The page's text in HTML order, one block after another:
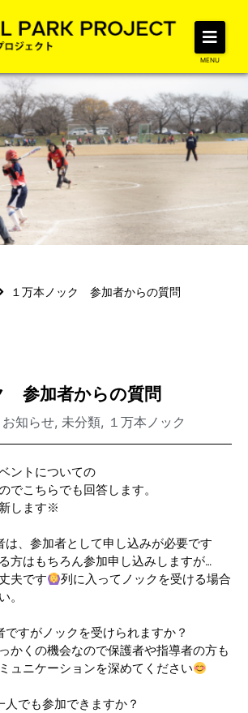
MENU
１万本ノック 参加者からの質問
参加者からの質問
お知らせ, 未分類, １万本ノック
ントについての
でこちらでも回答します。
します※
は、参加者として申し込みが必要です
方はもちろん参加申し込みしますが…
夫です
列に入ってノックを受ける場合
。
すがノックを受けられますか？
かくの機会なので保護者や指導者の方も
ュニケーションを深めてください
でも参加できますか？